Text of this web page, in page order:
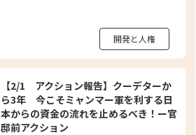
開発と人権
【2/1 アクション報告】クーデターか
ら3年 今こそミャンマー軍を利する日
本からの資金の流れを止めるべき！ー官
邸前アクション